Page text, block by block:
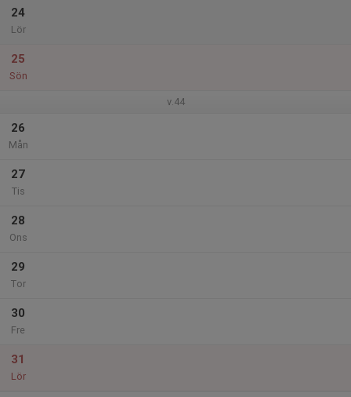
24
Lör
25
Sön
v.44
26
Mån
27
Tis
28
Ons
29
Tor
30
Fre
31
Lör